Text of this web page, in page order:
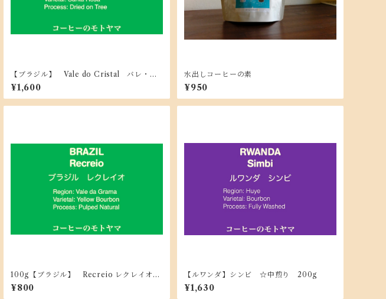
【ブラジル】 Vale do Cristal バレ・
ド・クリスタル ☆中深煎り 200g
¥1,600
水出しコーヒーの素
¥950
100g【ブラジル】 Recreio レクレイオ
☆中煎り
¥800
【ルワンダ】シンビ ☆中煎り 200g
¥1,630